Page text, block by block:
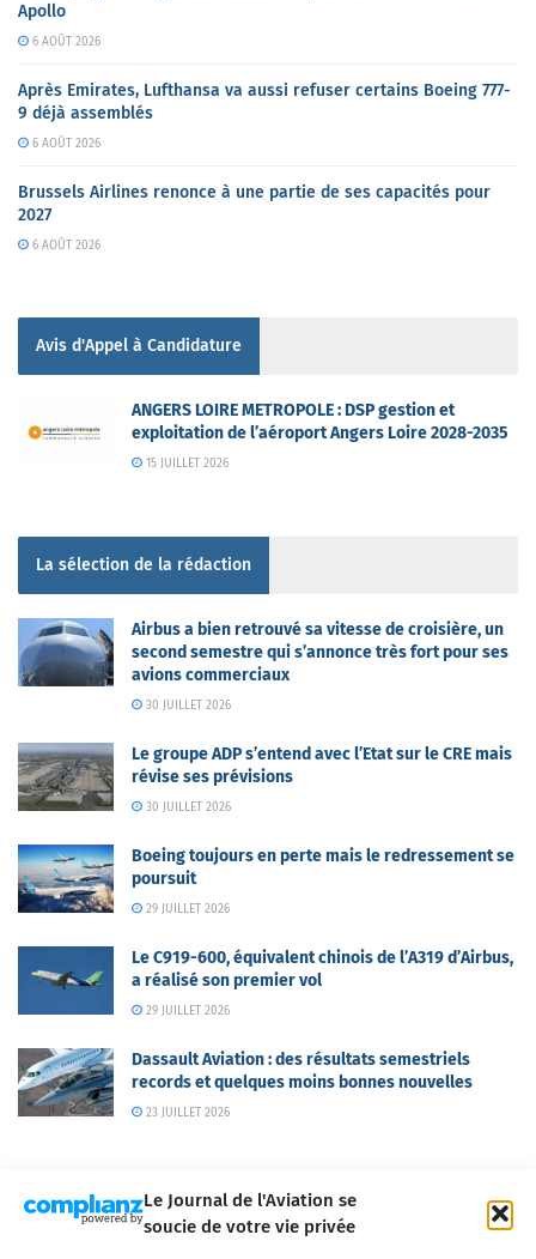
Le Journal de l'Aviation se
soucie de votre vie privée
Apollo
6 AOÛT 2026
Après Emirates, Lufthansa va aussi refuser certains Boeing 777-
9 déjà assemblés
6 AOÛT 2026
Brussels Airlines renonce à une partie de ses capacités pour
2027
6 AOÛT 2026
Avis d'Appel à Candidature
ANGERS LOIRE METROPOLE : DSP gestion et
exploitation de l’aéroport Angers Loire 2028-2035
15 JUILLET 2026
La sélection de la rédaction
Airbus a bien retrouvé sa vitesse de croisière, un
second semestre qui s’annonce très fort pour ses
avions commerciaux
30 JUILLET 2026
Le groupe ADP s’entend avec l’Etat sur le CRE mais
révise ses prévisions
30 JUILLET 2026
Boeing toujours en perte mais le redressement se
poursuit
29 JUILLET 2026
Le C919-600, équivalent chinois de l’A319 d’Airbus,
a réalisé son premier vol
29 JUILLET 2026
Dassault Aviation : des résultats semestriels
records et quelques moins bonnes nouvelles
23 JUILLET 2026